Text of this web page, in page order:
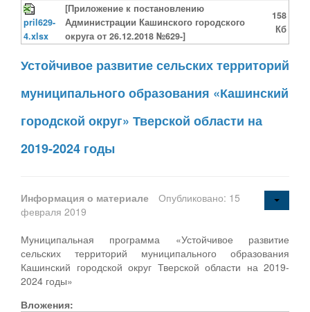
pril629-
4.xlsx
[Приложение к постановлению
Администрации Кашинского городского
округа от 26.12.2018 №629-]
158
Кб
Устойчивое развитие сельских территорий
муниципального образования «Кашинский
городской округ» Тверской области на
2019-2024 годы
Информация о материале
Опубликовано: 15
февраля 2019
Муниципальная программа «Устойчивое развитие
сельских территорий муниципального образования
Кашинский городской округ Тверской области на 2019-
2024 годы»
Вложения: